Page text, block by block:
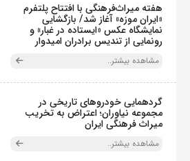
هفته میراث‌فرهنگی با افتتاح پلتفرم
«ایران موزه» آغاز شد/ بازگشایی
نمایشگاه عکس «ایستاده در غبار» و
رونمایی از تندیس برادران امیدوار
مشاهده بیشتر..
گردهمایی خودروهای تاریخی در
مجموعه نیاوران؛ اعتراض به تخریب
میراث فرهنگی ایران
مشاهده بیشتر..